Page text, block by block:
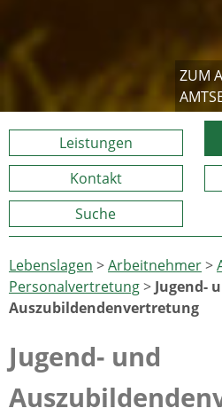
ZUM
Leistungen
Kontakt
Suche
Lebenslagen >Arbeitnehmer>
Personalvertretung> Jugend-
Auszubildendenvertretung
Jugend- und